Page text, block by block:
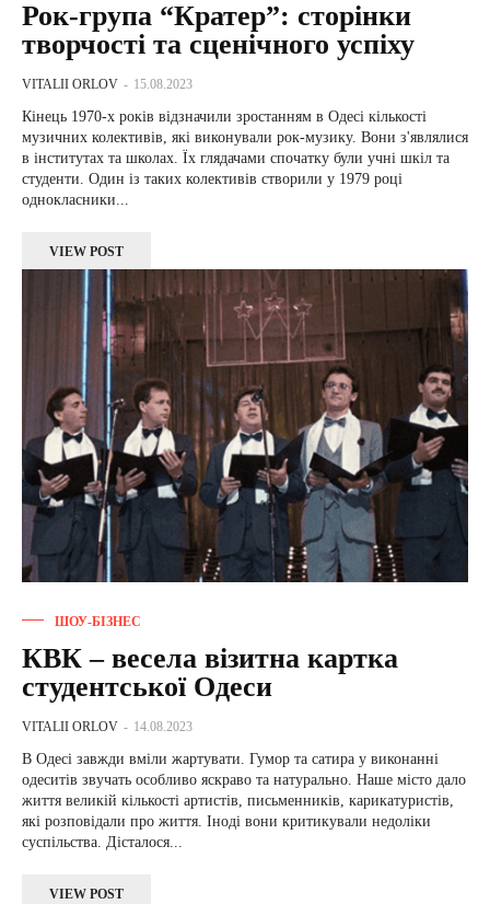
Рок-група “Кратер”: сторінки
творчості та сценічного успіху
VITALII ORLOV - 15.08.2023
Кінець 1970-х років відзначили зростанням в Одесі кількості
музичних колективів, які виконували рок-музику. Вони з'являлися
в інститутах та школах. Їх глядачами спочатку були учні шкіл та
студенти. Один із таких колективів створили у 1979 році
однокласники...
VIEW POST
ШОУ-БІЗНЕС
КВК – весела візитна картка
студентської Одеси
VITALII ORLOV - 14.08.2023
В Одесі завжди вміли жартувати. Гумор та сатира у виконанні
одеситів звучать особливо яскраво та натурально. Наше місто дало
життя великій кількості артистів, письменників, карикатуристів,
які розповідали про життя. Іноді вони критикували недоліки
суспільства. Дісталося...
VIEW POST